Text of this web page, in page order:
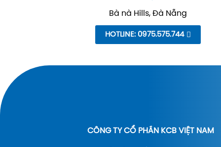
Bà nà Hills, Đà Nẵng
HOTLINE: 0975.575.744
CÔNG TY CỔ PHẦN KCB VIỆT NAM